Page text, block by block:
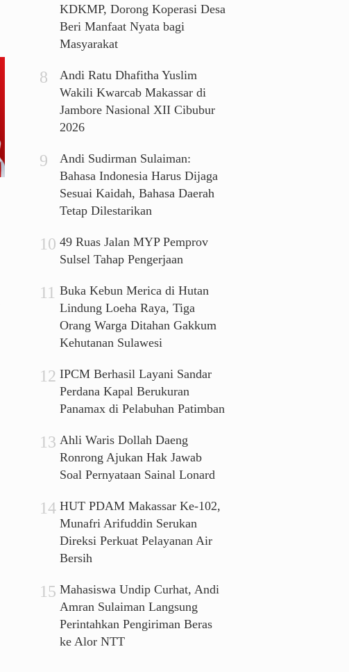
KDKMP, Dorong Koperasi Desa
Beri Manfaat Nyata bagi
Masyarakat
Andi Ratu Dhafitha Yuslim
Wakili Kwarcab Makassar di
Jambore Nasional XII Cibubur
2026
Andi Sudirman Sulaiman:
Bahasa Indonesia Harus Dijaga
Sesuai Kaidah, Bahasa Daerah
Tetap Dilestarikan
49 Ruas Jalan MYP Pemprov
Sulsel Tahap Pengerjaan
Buka Kebun Merica di Hutan
Lindung Loeha Raya, Tiga
Orang Warga Ditahan Gakkum
Kehutanan Sulawesi
IPCM Berhasil Layani Sandar
Perdana Kapal Berukuran
Panamax di Pelabuhan Patimban
Ahli Waris Dollah Daeng
Ronrong Ajukan Hak Jawab
Soal Pernyataan Sainal Lonard
HUT PDAM Makassar Ke-102,
Munafri Arifuddin Serukan
Direksi Perkuat Pelayanan Air
Bersih
Mahasiswa Undip Curhat, Andi
Amran Sulaiman Langsung
Perintahkan Pengiriman Beras
ke Alor NTT